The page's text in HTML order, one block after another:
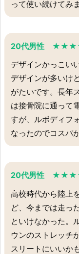
って使い続けてみま
20代男性
デザインかっこい
デザインが多いけ
がたいです。長年
は接骨院に通って
すが、ルボディフ
なったのでコスパ
20代男性
高校時代から陸上
ど、今までは走っ
といけなかった。
ウンのストレッチ
スリートにいいかも